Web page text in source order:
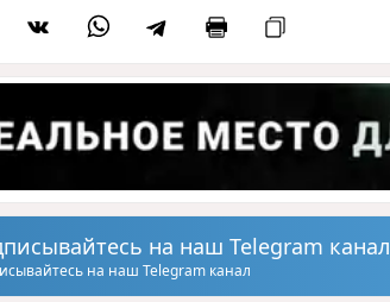
на наш Telegram канал
на наш Telegram канал